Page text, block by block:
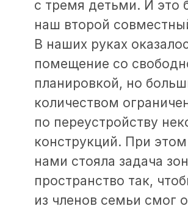
нами стояла задача зонировать
пространство так, чтобы каждый
из членов семьи смог оказаться
в комфортном,
но изолированном личном